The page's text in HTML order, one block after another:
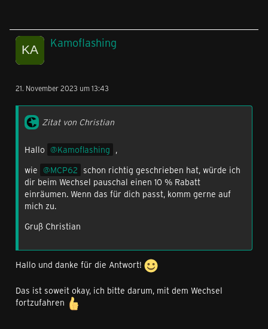
Kamoflashing
21. November 2023 um 13:43
Zitat von Christian
Hallo Kamoflashing ,
wie
MCP62 schon richtig geschrieben hat, würde ich
dir beim Wechsel pauschal einen 10 % Rabatt
einräumen. Wenn das für dich passt, komm gerne auf
mich zu.
Gruß Christian
Hallo und danke für die Antwort!
Das ist soweit okay, ich bitte darum, mit dem Wechsel
fortzufahren